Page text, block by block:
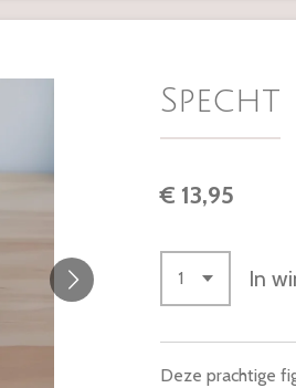
Specht
€ 13,95
In
Deze prachtige